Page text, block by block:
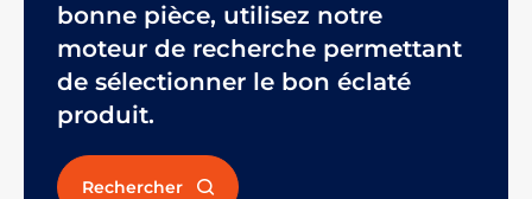
bonne pièce, utilisez notre
moteur de recherche permettant
de sélectionner le bon éclaté
produit.
Rechercher